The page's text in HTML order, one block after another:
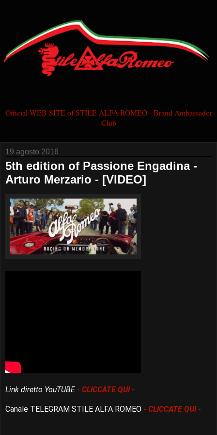
Official WEB SITE of STILE ALFA ROMEO - Brand Ambassador
Club
19 agosto 2016
5th edition of Passione Engadina -
Arturo Merzario - [VIDEO]
Link diretto YouTUBE- CLICCATE QUI -
Canale TELEGRAM STILE ALFA ROMEO - CLICCATE QUI -